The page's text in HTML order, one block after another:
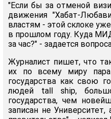
"Если бы за отменой
движения "Хабат-
властям - этой склоке
в прошлом году. Куда
за час?" - задается
Журналист пишет, что
их по всему миру
государства как свою
людей tall ship,
государства, чем
записан не Университет,